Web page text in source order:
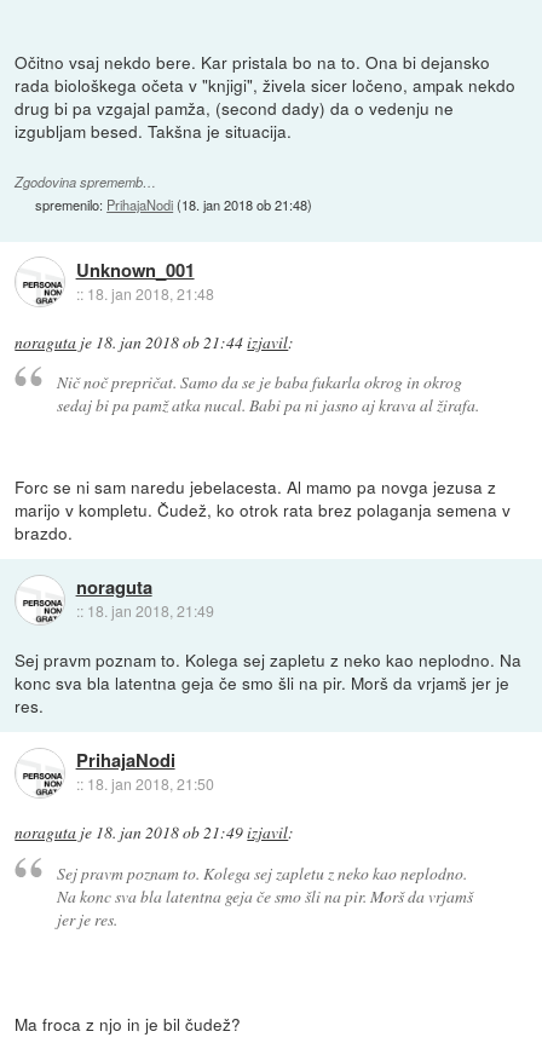
Očitno vsaj nekdo bere. Kar pristala bo na to. Ona bi dejansko
rada biološkega očeta v "knjigi", živela sicer ločeno, ampak nekdo
drug bi pa vzgajal pamža, (second dady) da o vedenju ne
izgubljam besed. Takšna je situacija.
Zgodovina sprememb…
spremenilo: PrihajaNodi(18. jan 2018 ob 21:48)
Unknown_001
:: 18. jan 2018, 21:48
noraguta je 18. jan 2018 ob 21:44izjavil:
Nič noč prepričat. Samo da se je baba fukarla okrog in okrog
sedaj bi pa pamž atka nucal. Babi pa ni jasno aj krava al žirafa.
Forc se ni sam naredu jebelacesta. Al mamo pa novga jezusa z
marijo v kompletu. Čudež, ko otrok rata brez polaganja semena v
brazdo.
noraguta
:: 18. jan 2018, 21:49
Sej pravm poznam to. Kolega sej zapletu z neko kao neplodno. Na
konc sva bla latentna geja če smo šli na pir. Morš da vrjamš jer je
res.
PrihajaNodi
:: 18. jan 2018, 21:50
noraguta je 18. jan 2018 ob 21:49izjavil:
Sej pravm poznam to. Kolega sej zapletu z neko kao neplodno.
Na konc sva bla latentna geja če smo šli na pir. Morš da vrjamš
jer je res.
Ma froca z njo in je bil čudež?